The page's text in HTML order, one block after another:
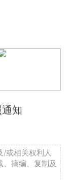
知
/或相关权利人
摘编、复制及